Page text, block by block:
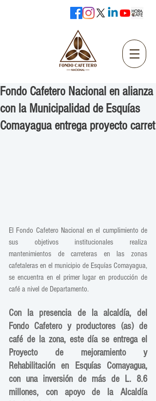
Fondo Cafetero Nacional en alianza
con la Municipalidad de Esquías
Comayagua entrega proyecto carret
El Fondo Cafetero Nacional en el cumplimiento de
sus objetivos institucionales realiza
mantenimientos de carreteras en las zonas
cafetaleras en el municipio de Esquías Comayagua,
se encuentra en el primer lugar en producción de
café a nivel de Departamento.
Con la presencia de la alcaldía, del
Fondo Cafetero y productores (as) de
café de la zona, este día se entrega el
Proyecto de mejoramiento y
Rehabilitación en Esquías Comayagua,
con una inversión de más de L. 8.6
millones, con apoyo de la Alcaldía